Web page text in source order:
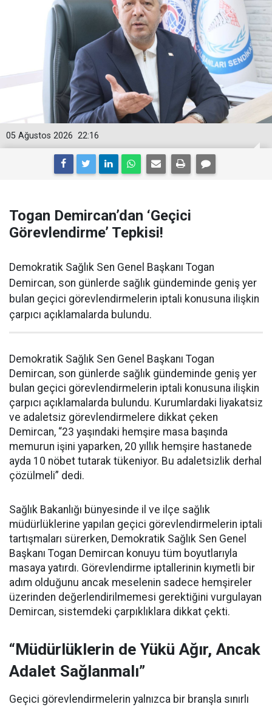
22:16
05 Ağustos 2026
Togan Demircan’dan ‘Geçici
Görevlendirme’ Tepkisi!
Demokratik Sağlık Sen Genel Başkanı Togan
Demircan, son günlerde sağlık gündeminde geniş yer
bulan geçici görevlendirmelerin iptali konusuna ilişkin
çarpıcı açıklamalarda bulundu.
Demokratik Sağlık Sen Genel Başkanı Togan
Demircan, son günlerde sağlık gündeminde geniş yer
bulan geçici görevlendirmelerin iptali konusuna ilişkin
çarpıcı açıklamalarda bulundu. Kurumlardaki liyakatsiz
ve adaletsiz görevlendirmelere dikkat çeken
Demircan, “23 yaşındaki hemşire masa başında
memurun işini yaparken, 20 yıllık hemşire hastanede
ayda 10 nöbet tutarak tükeniyor. Bu adaletsizlik derhal
çözülmeli” dedi.
Sağlık Bakanlığı bünyesinde il ve ilçe sağlık
müdürlüklerine yapılan geçici görevlendirmelerin iptali
tartışmaları sürerken, Demokratik Sağlık Sen Genel
Başkanı Togan Demircan konuyu tüm boyutlarıyla
masaya yatırdı. Görevlendirme iptallerinin kıymetli bir
adım olduğunu ancak meselenin sadece hemşireler
üzerinden değerlendirilmemesi gerektiğini vurgulayan
Demircan, sistemdeki çarpıklıklara dikkat çekti.
“Müdürlüklerin de Yükü Ağır, Ancak
Adalet Sağlanmalı”
Geçici görevlendirmelerin yalnızca bir branşla sınırlı